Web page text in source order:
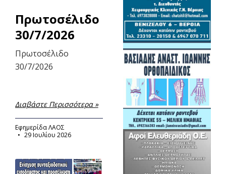
Πρωτοσέλιδο
30/7/2026
Πρωτοσέλιδο
30/7/2026
Διαβάστε Περισσότερα »
Εφημερίδα ΛΑΟΣ
29 Ιουλίου 2026